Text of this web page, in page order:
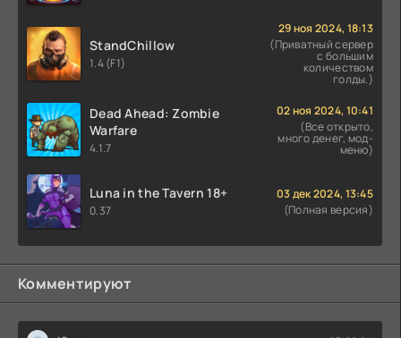
StandChillow
1.4 (F1)
29 ноя 2024, 18:13
(Приватный сервер
с большим
количеством
голды.)
Dead Ahead: Zombie
Warfare
4.1.7
02 ноя 2024, 10:41
(Все открыто,
много денег, мод-
меню)
Luna in the Tavern 18+
0.37
03 дек 2024, 13:45
(Полная версия)
Комментируют